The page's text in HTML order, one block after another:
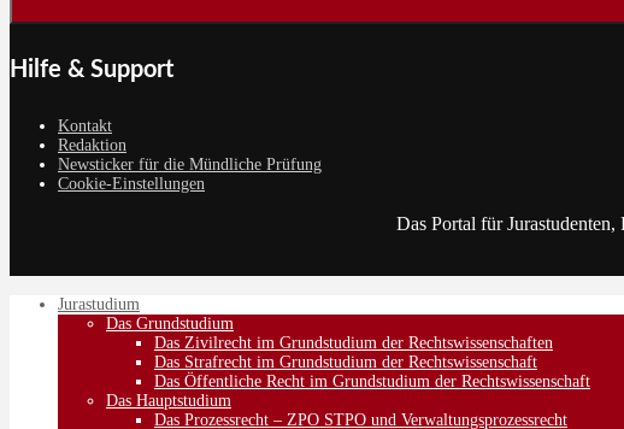
Hilfe & Support
Kontakt
Redaktion
Newsticker für die Mündliche Prüfung
Cookie-Einstellungen
Das Portal für
Jurastudium
Das Grundstudium
Das Zivilrecht im Grundstudium der Rechtswissenschaften
Das Strafrecht im Grundstudium der Rechtswissenschaft
Das Öffentliche Recht im Grundstudium der Rechtswissenschaft
Das Hauptstudium
Das Prozessrecht – ZPO STPO und Verwaltungsprozessrecht